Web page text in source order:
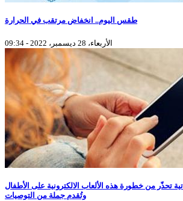
طقس اليوم.. انخفاض مرتقب في الحرارة
الأربعاء، 28 ديسمبر، 2022 - 09:34
تحذّر من خطورة هذه الألعاب الالكترونية على الأطفال
وتُقدم جملة من التوصيات